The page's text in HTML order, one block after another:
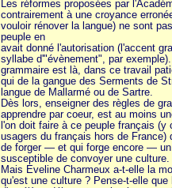
Les réformes proposées par
contrairement à une croyance
vouloir rénover la langue) ne sont
peuple en
avait donné l'autorisation (l'accent
syllabe d'"évènement", par
grammaire est là, dans ce travail
qui de la gangue des Serments de
langue de Mallarmé ou de Sartre.
Dès lors, enseigner des règles de
apprendre par coeur, est au moins
l'on doit faire à ce peuple français (y
usagers du français hors de France)
de forger — et qui forge encore —
susceptible de convoyer une culture.
Mais Eveline Charmeux a-t-elle la
qu'est une culture ? Pense-t-elle que